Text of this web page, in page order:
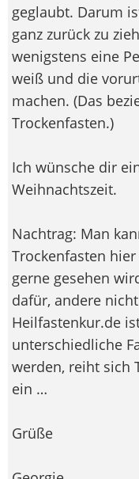
geglaubt. Darum
ganz zurück zu
wenigstens eine
weiß und die
machen. (Das
Trockenfasten.)
Ich wünsche dir
Weihnachtszeit.
Nachtrag: Man
Trockenfasten
gerne gesehen
dafür, andere
Heilfastenkur.de
unterschiedliche
werden, reiht sich
ein …
Grüße